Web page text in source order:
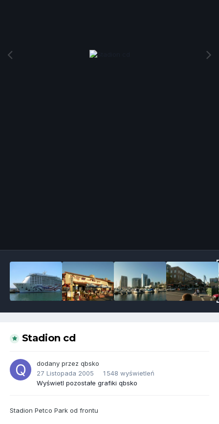
Stadion cd
dodany przez qbsko
27 Listopada 2005
1 548 wyświetleń
Wyświetl pozostałe grafiki qbsko
Stadion Petco Park od frontu